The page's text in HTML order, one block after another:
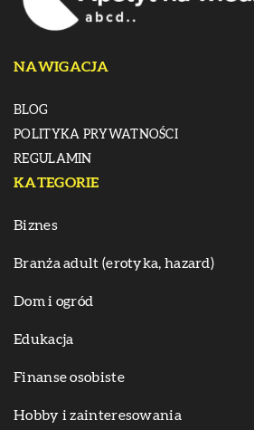
NAWIGACJA
BLOG
POLITYKA PRYWATNOŚCI
REGULAMIN
KATEGORIE
Biznes
Branża adult (erotyka, hazard)
Dom i ogród
Edukacja
Finanse osobiste
Hobby i zainteresowania